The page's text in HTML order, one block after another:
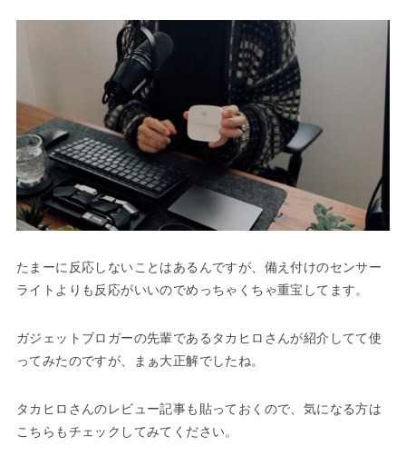
たまーに反応しないことはあるんですが、備え付けのセンサー
ライトよりも反応がいいのでめっちゃくちゃ重宝してます。
ガジェットブロガーの先輩であるタカヒロさんが紹介してて使
ってみたのですが、まぁ大正解でしたね。
タカヒロさんのレビュー記事も貼っておくので、気になる方は
こちらもチェックしてみてください。